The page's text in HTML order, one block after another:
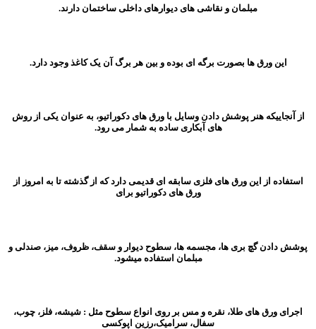
مبلمان و نقاشی های دیوارهای داخلی ساختمان دارند.
این ورق ها بصورت برگه ای بوده و بین هر برگ آن یک کاغذ وجود دارد.
از آنجاییکه هنر پوشش دادن وسایل با ورق های دکوراتیو، به عنوان یکی از روش
های آبکاری ساده به شمار می رود.
استفاده از این ورق های فلزی سابقه ای قدیمی دارد که از گذشته تا به امروز از
ورق های دکوراتیو برای
پوشش دادن گچ بری ها، مجسمه ها، سطوح دیوار و سقف، ظروف، میز، صندلی و
مبلمان استفاده میشود.
اجرای ورق های طلا، نقره و مس بر روی انواع سطوح مثل : شیشه، فلز، چوب،
سفال، سرامیک،رزین اپوکسی